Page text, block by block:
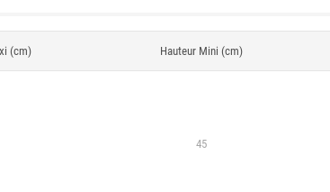
(cm) Hauteur Mini (cm)
45